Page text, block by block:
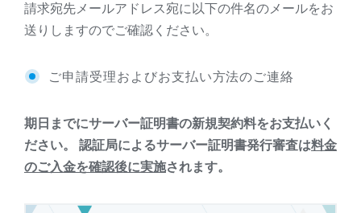
請求宛先メールアドレス宛に以下の件名のメールをお
送りしますのでご確認ください。
ご申請受理およびお支払い方法のご連絡
期日までにサーバー証明書の新規契約料をお支払いく
ださい。 認証局によるサーバー証明書発行審査は料金
のご入金を確認後に実施されます。